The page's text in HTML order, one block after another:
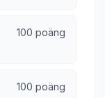
100 poäng
100 poäng